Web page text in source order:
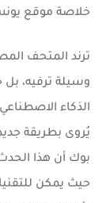
خلاصة موقع
ترند المتحف
وسيلة ترفيه،
الذكاء
يُروى بطريقة
بوك أن هذا
حيث يمكن